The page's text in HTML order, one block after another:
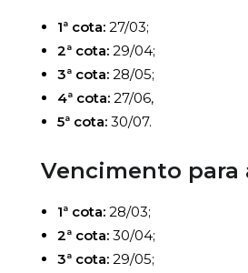
1ª cota: 27/03;
2ª cota: 29/04;
3ª cota: 28/05;
4ª cota: 27/06,
5ª cota: 30/07.
Vencimento para
1ª cota: 28/03;
2ª cota: 30/04;
3ª cota: 29/05;